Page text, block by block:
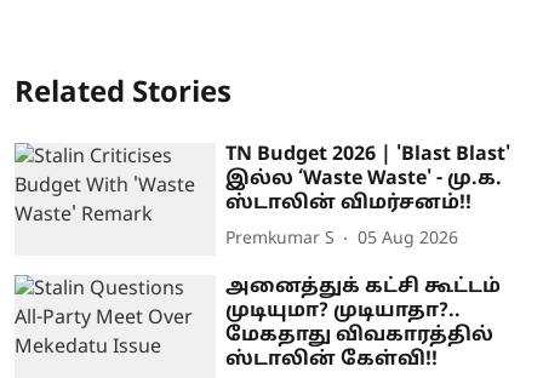
Related Stories
TN Budget 2026 | 'Blast Blast'
இல்ல ‘Waste Waste' - மு.க.
ஸ்டாலின் விமர்சனம்!!
Premkumar S 05 Aug 2026
அனைத்துக் கட்சி கூட்டம்
முடியுமா? முடியாதா?..
மேகதாது விவகாரத்தில்
ஸ்டாலின் கேள்வி!!